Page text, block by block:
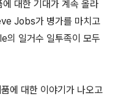
대한 기대가 계속 올라
Jobs가 병가를 마치고
의 일거수 일투족이 모두
에 대한 이야기가 나오고